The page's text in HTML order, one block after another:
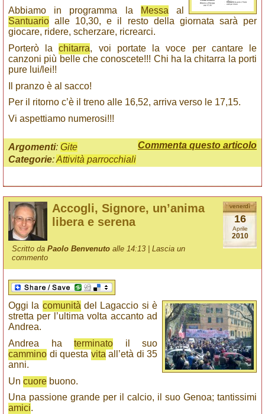
Abbiamo in programma la
Messa al
Santuario alle 10,30, e il resto della giornata sarà per
giocare, ridere, scherzare, ricrearci.
Porterò lachitarra, voi portate la voce per cantare le
canzoni più belle che conoscete!!! Chi ha la chitarra la porti
pure lui/lei!!
Il pranzo è al sacco!
Per il ritorno c’è il treno alle 16,52, arriva verso le 17,15.
Vi aspettiamo numerosi!!!
Commenta questo articolo
Argomenti: Gite
Categorie:Attività parrocchiali
venerdì
16
Aprile
2010
Accogli, Signore, un’anima
libera e serena
Scritto daPaolo Benvenuto alle 14:13 |Lascia un
commento
Oggi la comunitàdel Lagaccio si è
stretta per l’ultima volta accanto ad
Andrea.
Andrea ha terminato il suo
cammino di questa vita all’età di 35
anni.
Un cuore buono.
Una passione grande per il calcio, il suo Genoa; tantissimi
amici.